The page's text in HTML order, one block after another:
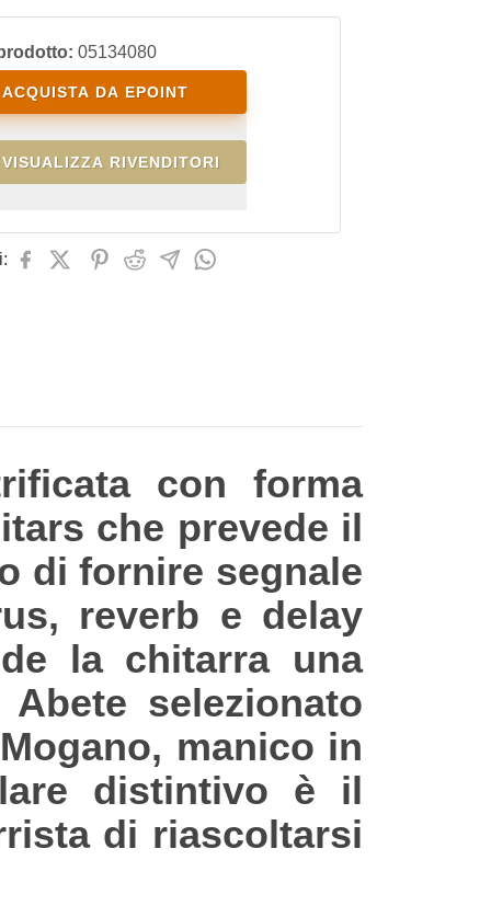
05134080
ACQUISTA DA EPOINT
VISUALIZZA RIVENDITORI
con forma
che prevede il
di fornire segnale
reverb e delay
la chitarra una
selezionato
manico in
distintivo è il
di riascoltarsi